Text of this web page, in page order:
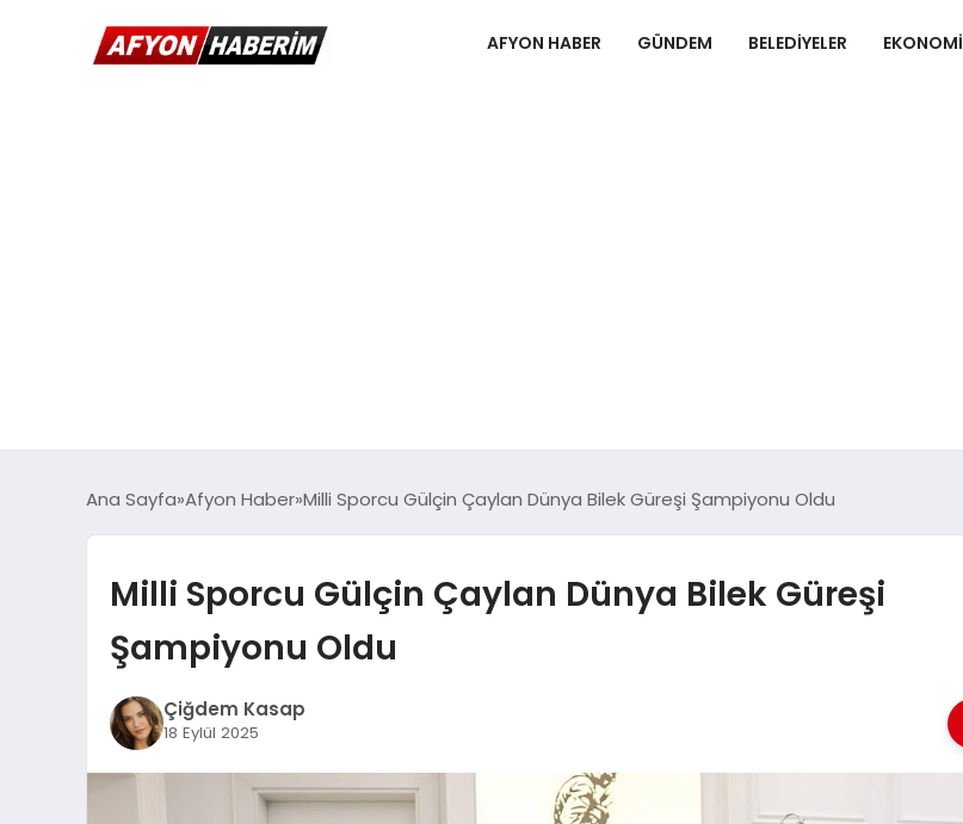
AFYON HABER GÜNDEM BELEDIYELER EKONOMI
Ana Sayfa Afyon Haber Milli Sporcu Gülçin Çaylan Dünya Bilek Güreşi Şampiyonu Oldu
Milli Sporcu Gülçin Çaylan Dünya Bilek Güreşi
Şampiyonu Oldu
Çiğdem Kasap
18 Eylül 2025